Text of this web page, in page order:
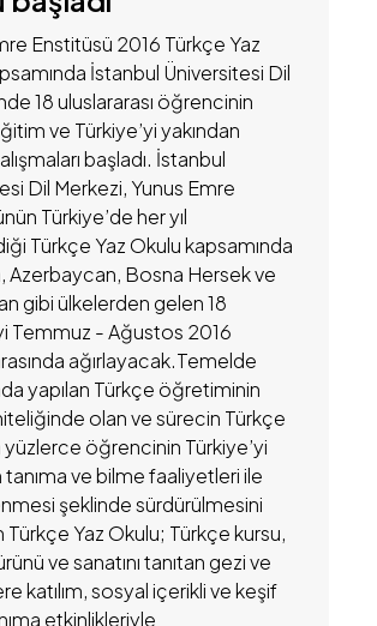
Enstitüsü 2016 Türkçe Yaz
İstanbul Üniversitesi Dil
18 uluslararası öğrencinin
ve Türkiye’yi yakından
başladı. İstanbul
Dil Merkezi, Yunus Emre
Türkiye’de her yıl
Türkçe Yaz Okulu kapsamında
Azerbaycan, Bosna Hersek ve
gibi ülkelerden gelen 18
Temmuz - Ağustos 2016
ağırlayacak.Temelde
yapılan Türkçe öğretiminin
olan ve sürecin Türkçe
öğrencinin Türkiye’yi
tanıma ve bilme faaliyetleri ile
şeklinde sürdürülmesini
Türkçe Yaz Okulu; Türkçe kursu,
ve sanatını tanıtan gezi ve
katılım, sosyal içerikli ve keşif
etkinlikleriyle